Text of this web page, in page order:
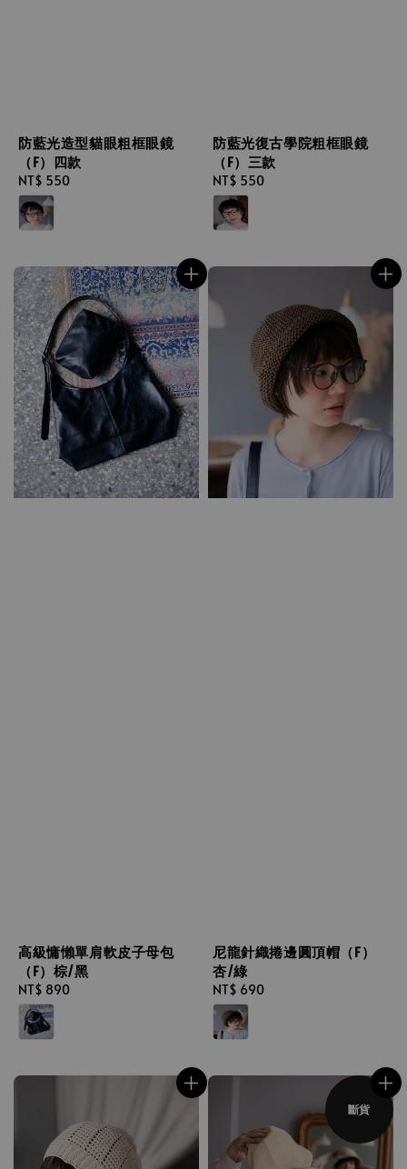
防藍光造型貓眼粗框眼鏡
（F）四款
Regular
price
NT$ 550
防藍光復古學院粗框眼鏡
（F）三款
Regular
price
NT$ 550
高級慵懶單肩軟皮子母包
（F）棕/黑
Regular
price
NT$ 890
尼龍針織捲邊圓頂帽（F）
杏/綠
Regular
price
NT$ 690
斷貨